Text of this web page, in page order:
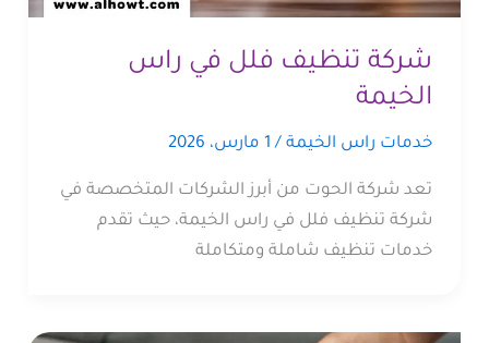
شركة تنظيف فلل في راس
الخيمة
خدمات راس الخيمة/ 1 مارس، 2026
تعد شركة الحوت من أبرز الشركات المتخصصة في
شركة تنظيف فلل في راس الخيمة، حيث تقدم
خدمات تنظيف شاملة ومتكاملة